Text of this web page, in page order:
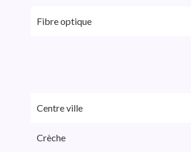
Fibre optique
Centre ville
Crèche